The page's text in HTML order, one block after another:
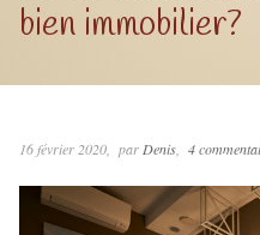
bien immobilier?
16 février 2020 parDenis 4